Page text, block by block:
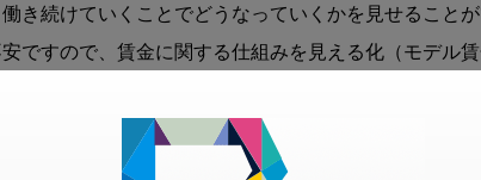
き続けていくことでどうなっていくかを見せること
ですので、賃金に関する仕組みを見える化（モデル
賃金で募集をかける方がいらっしゃいますが注意が
った場合、採用後の育成などがきちんと実施されない
、まず先に既存スタッフの賃金を見直してください